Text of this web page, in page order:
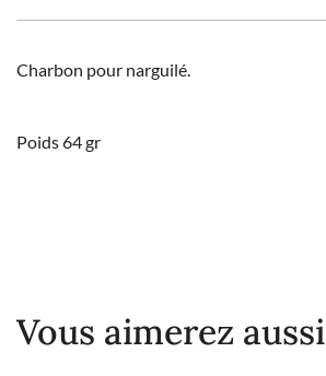
Charbon pour narguilé.
Poids 64 gr
Vous aimerez aussi